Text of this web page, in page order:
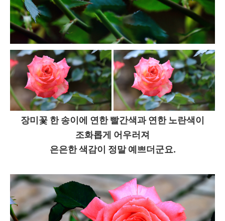
장미꽃 한 송이에 연한 빨간색과 연한 노란색이
조화롭게 어우러져
은은한 색감이 정말 예쁘더군요.